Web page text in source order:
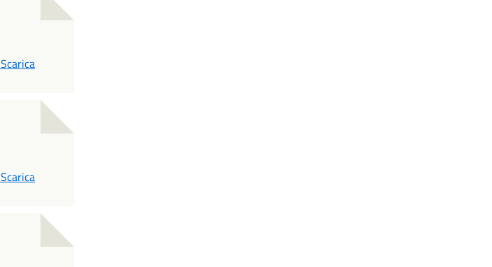
PDF
Scarica
PDF
Scarica